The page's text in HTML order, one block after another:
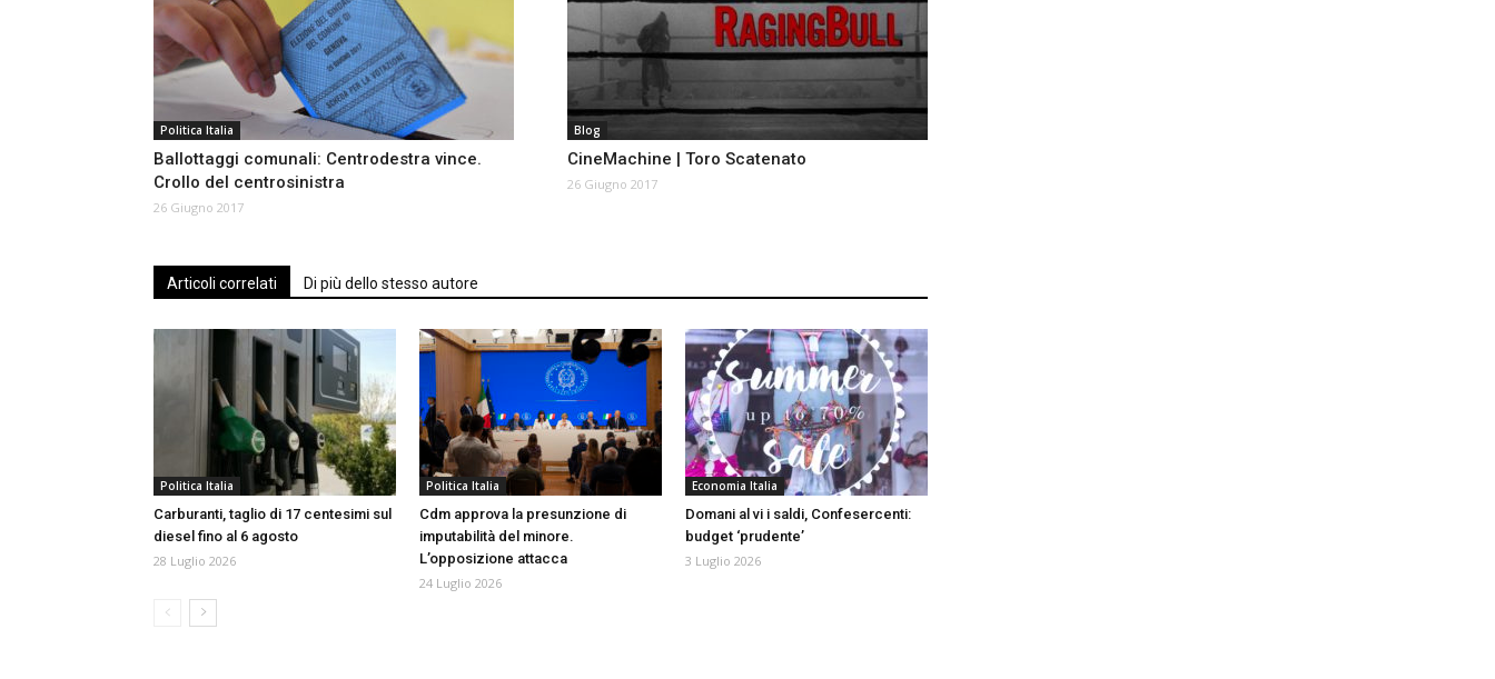
Politica Italia
Ballottaggi comunali: Centrodestra vince.
Crollo del centrosinistra
26 Giugno 2017
Blog
CineMachine | Toro Scatenato
26 Giugno 2017
Articoli correlati Di più dello stesso autore
Politica Italia
Carburanti, taglio di 17 centesimi sul
diesel fino al 6 agosto
28 Luglio 2026
Politica Italia
Cdm approva la presunzione di
imputabilità del minore.
L’opposizione attacca
24 Luglio 2026
Economia Italia
Domani al vi i saldi, Confesercenti:
budget ‘prudente’
3 Luglio 2026